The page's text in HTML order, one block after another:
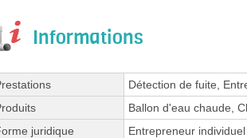
Informations
Détection de fuite,
Ballon d'eau chaude,
juridique
Entrepreneur individuel